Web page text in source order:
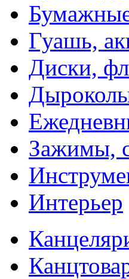
Гуашь,
Диски,
Зажимы,
Интерьер